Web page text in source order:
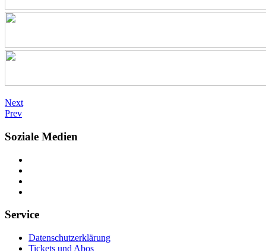
Next
Prev
Soziale Medien
Service
Datenschutzerklärung
Tickets und Abos